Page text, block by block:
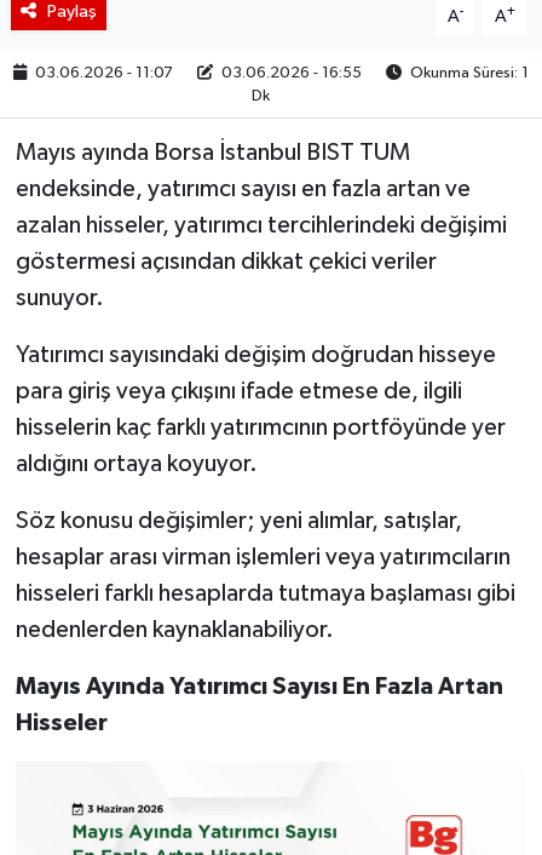
Paylaş A- A+
03.06.2026 - 11:07 03.06.2026 - 16:55
Okunma Süresi: 1
Dk
Mayıs ayında Borsa İstanbul BIST TUM
endeksinde, yatırımcı sayısı en fazla artan ve
azalan hisseler, yatırımcı tercihlerindeki değişimi
göstermesi açısından dikkat çekici veriler
sunuyor.
Yatırımcı sayısındaki değişim doğrudan hisseye
para giriş veya çıkışını ifade etmese de, ilgili
hisselerin kaç farklı yatırımcının portföyünde yer
aldığını ortaya koyuyor.
Söz konusu değişimler; yeni alımlar, satışlar,
hesaplar arası virman işlemleri veya yatırımcıların
hisseleri farklı hesaplarda tutmaya başlaması gibi
nedenlerden kaynaklanabiliyor.
Mayıs Ayında Yatırımcı Sayısı En Fazla Artan
Hisseler